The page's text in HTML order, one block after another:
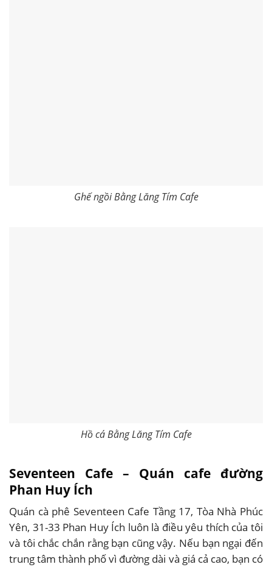
Ghế ngồi Bằng Lăng Tím Cafe
Hồ cá Bằng Lăng Tím Cafe
Seventeen Cafe – Quán cafe đường
Phan Huy Ích
Quán cà phê Seventeen Cafe Tầng 17, Tòa Nhà Phúc
Yên, 31-33 Phan Huy Ích luôn là điều yêu thích của tôi
và tôi chắc chắn rằng bạn cũng vậy. Nếu bạn ngại đến
trung tâm thành phố vì đường dài và giá cả cao, bạn có